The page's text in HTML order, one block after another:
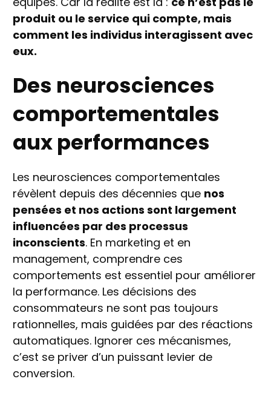
produit ou le service qui compte, mais
comment les individus interagissent avec
eux.
Des neurosciences
comportementales
aux performances
Les neurosciences comportementales
révèlent depuis des décennies que nos
pensées et nos actions sont largement
influencées par des processus
inconscients. En marketing et en
management, comprendre ces
comportements est essentiel pour améliorer
la performance. Les décisions des
consommateurs ne sont pas toujours
rationnelles, mais guidées par des réactions
automatiques. Ignorer ces mécanismes,
c’est se priver d’un puissant levier de
conversion.